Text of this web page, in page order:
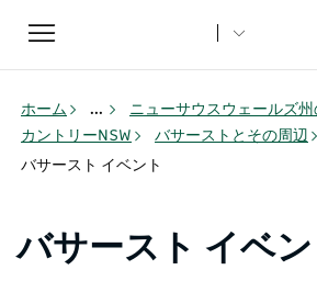
Toggle
navigation
ホーム ...
ニューサウスウェールズ州
カントリーNSW
バサーストとその周辺
バサースト イベント
バサースト イベン